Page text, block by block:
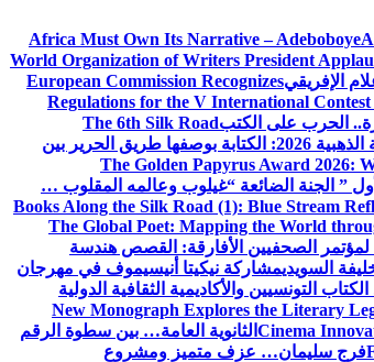
Africa Must Own Its Narrative – Adeboboye
World Organization of Writers President
European Commission Recognizes
Regulations for the V International
الحرب على الكتبThe 6th Silk Road
جائزة البردية الذهبية 2026: الكتابة بوصفها طريق الحرير بين
The Golden Papyrus Award 2026:
” الجنة الضائعة “غيلوب وعالمه المقلوب …
Books Along the Silk Road (1): Blue Stream
The Global Poet: Mapping the World
لمؤتمر الصحفيين الأفارقة: القصص هندسة
السويديمشاركة نيكيتا أنيسيموف في مهرجان
الكتاب التونسيين والأكاديمية الثقافية الدولية
New Monograph Explores the Literary
Cinema الثانوية العامة… بين سطوة الرقم
فرج سليمان… عزف متميز ومشروع